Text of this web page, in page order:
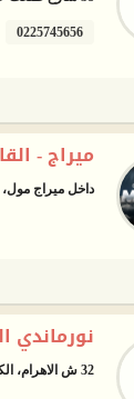
0225745656
ميراج -
داخل ميراج
نورماندي
32 ش الاهرام، الكوربة، مصر الجديدة، القاهرة